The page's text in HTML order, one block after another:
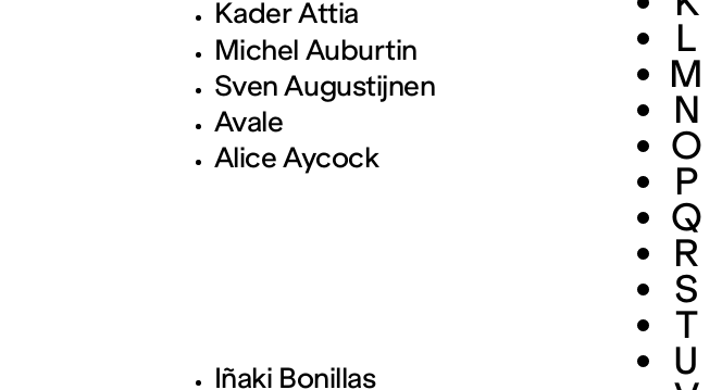
Kader Attia
Michel Auburtin
Sven Augustijnen
Avale
Alice Aycock
Iñaki Bonillas
L
M
N
O
P
Q
R
S
T
U